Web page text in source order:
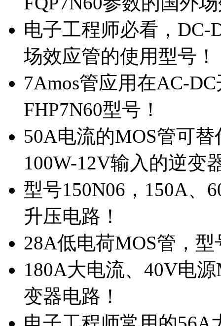
电子工程师必看，DC-
场效应管的使用型号！
7Amos管应用在AC-
FHP7N60型号！
50A电流的MOS管可
100W-12V输入的逆变
型号150N06，150A、
升压电路！
28A低电荷MOS管，
180A大电流、40V电
变器电路！